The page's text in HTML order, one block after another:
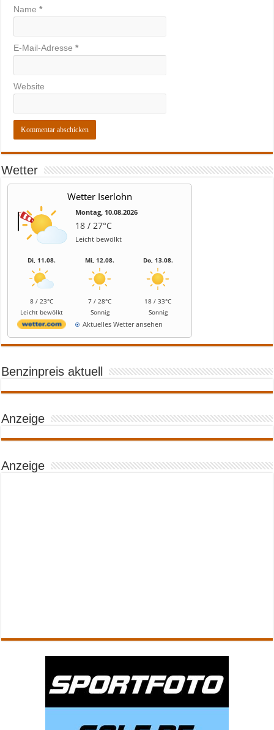
Name*
E-Mail-Adresse*
Website
Wetter
Wetter Iserlohn
Montag, 10.08.2026
18 / 27°C
Leicht bewölkt
Di, 11.08.
8 / 23°C
Leicht bewölkt
Mi, 12.08.
7 / 28°C
Sonnig
Do, 13.08.
18 / 33°C
Sonnig
Aktuelles Wetter ansehen
Benzinpreis aktuell
Anzeige
Anzeige